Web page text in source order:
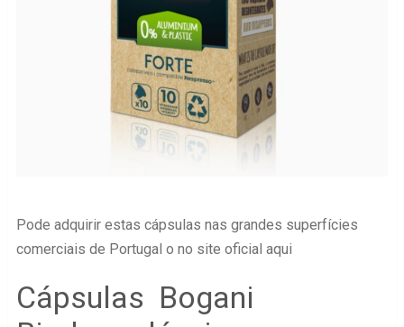
Pode adquirir estas cápsulas nas grandes superfícies
comerciais de Portugal o no site oficial aqui
Cápsulas Bogani